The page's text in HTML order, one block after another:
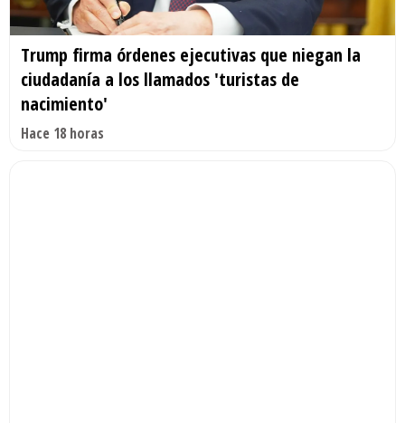
Trump firma órdenes ejecutivas que niegan la
ciudadanía a los llamados 'turistas de
nacimiento'
Hace 18 horas